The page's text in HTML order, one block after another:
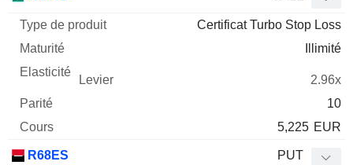
Certificat Turbo Stop Loss
Illimité
2.96x
10
5,225 EUR
R68ES PUT